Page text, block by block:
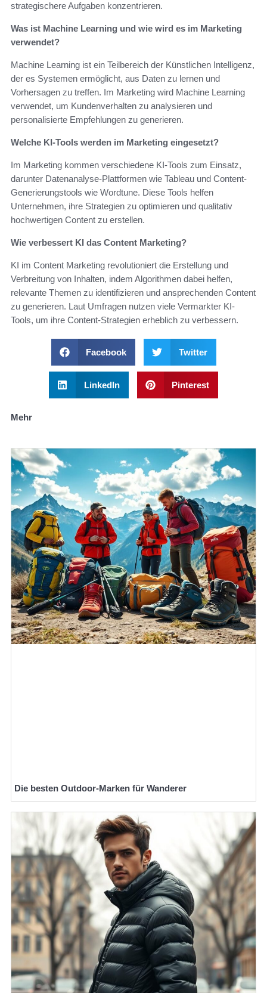
strategischere Aufgaben konzentrieren.
Was ist Machine Learning und wie wird es im Marketing
verwendet?
Machine Learning ist ein Teilbereich der Künstlichen Intelligenz,
der es Systemen ermöglicht, aus Daten zu lernen und
Vorhersagen zu treffen. Im Marketing wird Machine Learning
verwendet, um Kundenverhalten zu analysieren und
personalisierte Empfehlungen zu generieren.
Welche KI-Tools werden im Marketing eingesetzt?
Im Marketing kommen verschiedene KI-Tools zum Einsatz,
darunter Datenanalyse-Plattformen wie Tableau und Content-
Generierungstools wie Wordtune. Diese Tools helfen
Unternehmen, ihre Strategien zu optimieren und qualitativ
hochwertigen Content zu erstellen.
Wie verbessert KI das Content Marketing?
KI im Content Marketing revolutioniert die Erstellung und
Verbreitung von Inhalten, indem Algorithmen dabei helfen,
relevante Themen zu identifizieren und ansprechenden Content
zu generieren. Laut Umfragen nutzen viele Vermarkter KI-
Tools, um ihre Content-Strategien erheblich zu verbessern.
Facebook Twitter
LinkedIn Pinterest
Mehr
Die besten Outdoor-Marken für Wanderer